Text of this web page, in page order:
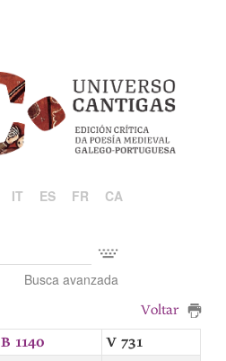
IT ES FR CA
Busca avanzada
Voltar
B 1140
V 731